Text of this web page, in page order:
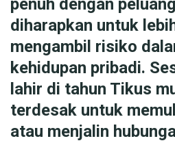
diharapkan untuk
mengambil risiko
kehidupan pribadi.
lahir di tahun Tikus
terdesak untuk
atau menjalin